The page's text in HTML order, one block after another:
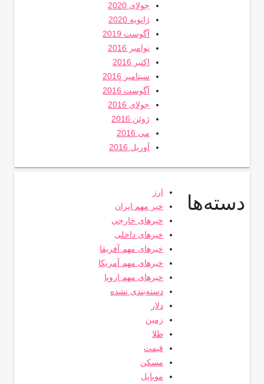
جولای 2020
ژانویه 2020
آگوست 2019
نوامبر 2016
اکتبر 2016
سپتامبر 2016
آگوست 2016
جولای 2016
ژوئن 2016
می 2016
آوریل 2016
دسته‌ها
ارز
خبر مهم ایران
خبرهای خارجی
خبرهای داخلی
خبرهای مهم آفریقا
خبرهای مهم آمریکا
خبرهای مهم اروپا
دسته‌بندی نشده
دلار
زمین
طلا
قیمت
مسکن
موبایل